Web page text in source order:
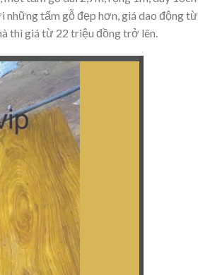
tấm gỗ đẹp hơn, giá dao động
thì giá từ 22 triệu đồng trở lên.